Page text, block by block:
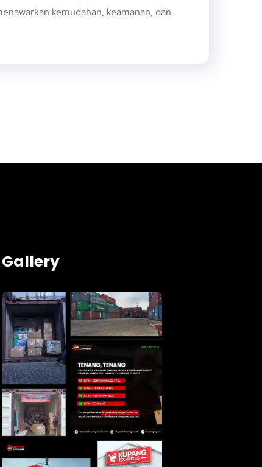
kemudahan, keamanan, dan
Gallery